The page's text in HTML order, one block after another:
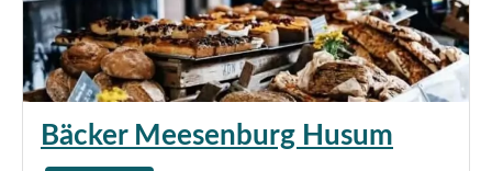
Bäcker Meesenburg Husum